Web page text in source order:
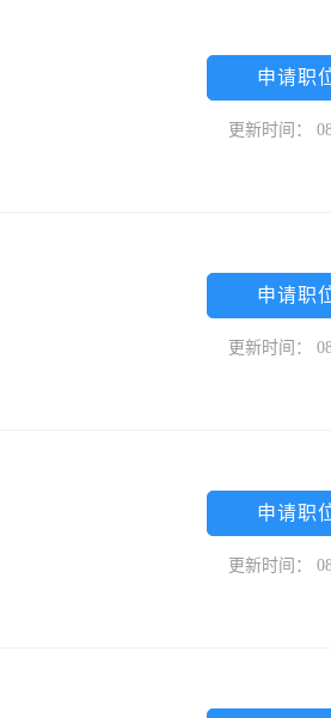
申请职
更新时间：
申请职
更新时间：
申请职
更新时间：